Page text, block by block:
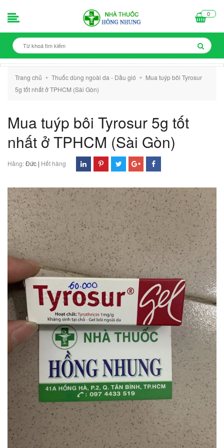
0
Trang chủ + Thuốc dùng ngoài da - Dầu gió +
Mua tuýp bôi Tyrosur
5g tốt nhất ở TPHCM (Sài Gòn)
Mua tuýp bôi Tyrosur 5g tốt
nhất ở TPHCM (Sài Gòn)
Hãng:Đức | Hết hàng